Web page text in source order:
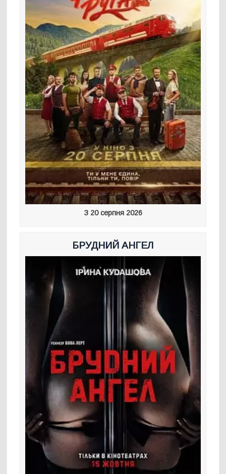
З 20 серпня 2026
БРУДНИЙ АНГЕЛ